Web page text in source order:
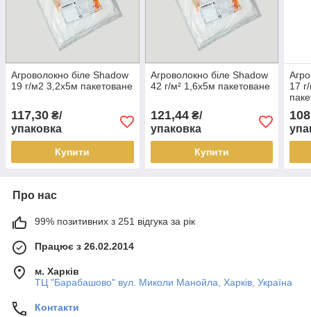
Агроволокно біле Shadow
19 г/м2 3,2х5м пакетоване
117,30 ₴/
упаковка
Купити
Агроволокно біле Shadow
42 г/м² 1,6х5м пакетоване
121,44₴/
упаковка
Купити
17
Про нас
99% позитивних з 251 відгука за рік
Працює з 26.02.2014
м. Харків
ТЦ "Барабашово" вул. Миколи Манойла, Харків, Україна
Контакти